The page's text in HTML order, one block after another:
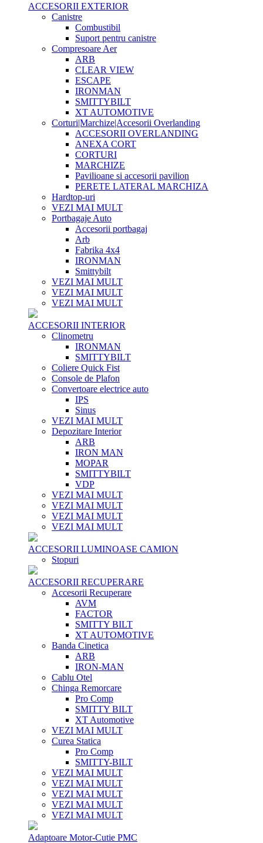
ACCESORII EXTERIOR
Canistre
Combustibil
Suport pentru canistre
Compresoare Aer
ARB
CLEAR VIEW
ESCAPE
IRONMAN
SMITTYBILT
XT AUTOMOTIVE
Corturi|Marchize|Accesorii Overlanding
ACCESORII OVERLANDING
ANEXA CORT
CORTURI
MARCHIZE
Pavilioane si accesorii pavilion
PERETE LATERAL MARCHIZA
Hardtop-uri
VEZI MAI MULT
Portbagaje Auto
Accesorii portbagaj
Arb
Fabrika 4x4
IRONMAN
Smittybilt
VEZI MAI MULT
VEZI MAI MULT
VEZI MAI MULT
ACCESORII INTERIOR
Clinometru
IRONMAN
SMITTYBILT
Coliere Quick Fist
Console de Plafon
Convertoare electrice auto
IPS
Sinus
VEZI MAI MULT
Depozitare Interior
ARB
IRON MAN
MOPAR
SMITTYBILT
VDP
VEZI MAI MULT
VEZI MAI MULT
VEZI MAI MULT
VEZI MAI MULT
ACCESORII LUMINOASE CAMION
Stopuri
ACCESORII RECUPERARE
Accesorii Recuperare
AVM
FACTOR
SMITTY BILT
XT AUTOMOTIVE
Banda Cinetica
ARB
IRON-MAN
Cablu Otel
Chinga Remorcare
Pro Comp
SMITTY BILT
XT Automotive
VEZI MAI MULT
Curea Statica
Pro Comp
SMITTY-BILT
VEZI MAI MULT
VEZI MAI MULT
VEZI MAI MULT
VEZI MAI MULT
VEZI MAI MULT
Adaptoare Motor-Cutie PMC